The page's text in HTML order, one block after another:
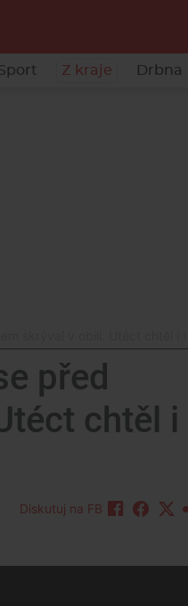
Z kraje Drbna
před
chtěl i
Diskutuj na FB